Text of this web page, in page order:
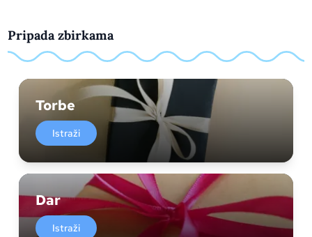
Pripada zbirkama
Torbe
Istraži
Dar
Istraži